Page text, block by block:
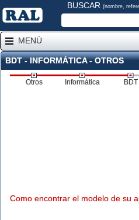
BUSCAR (nombre,
MENÚ
BDT - INFORMÁTICA - OTROS
Otros Informática BDT
Como encontrar el modelo de su